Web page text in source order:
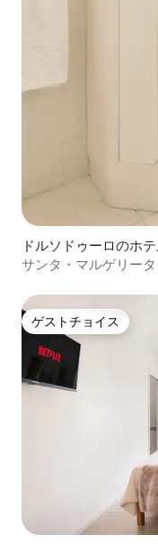
ドルソドゥーロのホ
サンタ・マルゲリー
ゲストチョイス
ゲストチョイス